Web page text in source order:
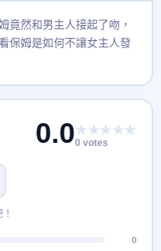
竟然和男主人接起了吻，
保姆是如何不讓女主人發
0.0★★★★★
0 votes
0